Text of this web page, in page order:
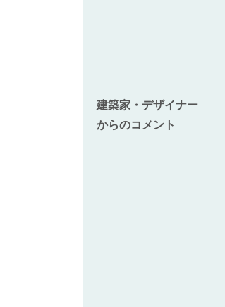
建築家・デザイナー
からのコメント